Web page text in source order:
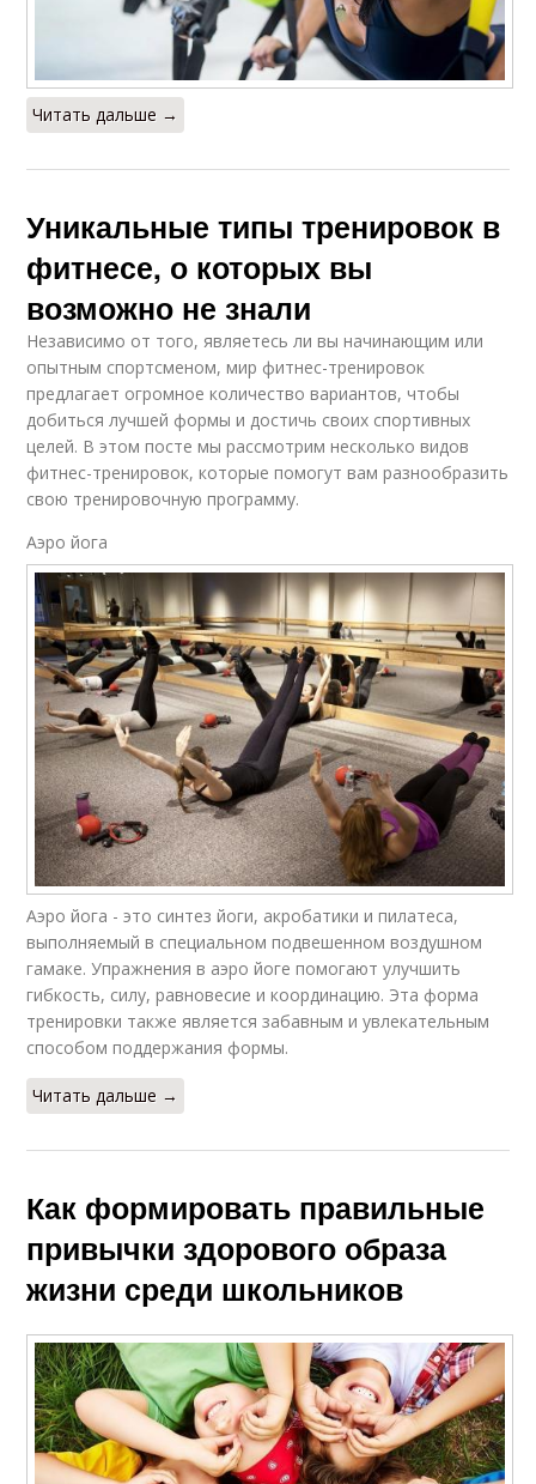
Читать дальше →
Уникальные типы тренировок в
фитнесе, о которых вы
возможно не знали
Независимо от того, являетесь ли вы начинающим или
опытным спортсменом, мир фитнес-тренировок
предлагает огромное количество вариантов, чтобы
добиться лучшей формы и достичь своих спортивных
целей. В этом посте мы рассмотрим несколько видов
фитнес-тренировок, которые помогут вам разнообразить
свою тренировочную программу.
Аэро йога
Аэро йога - это синтез йоги, акробатики и пилатеса,
выполняемый в специальном подвешенном воздушном
гамаке. Упражнения в аэро йоге помогают улучшить
гибкость, силу, равновесие и координацию. Эта форма
тренировки также является забавным и увлекательным
способом поддержания формы.
Читать дальше →
Как формировать правильные
привычки здорового образа
жизни среди школьников